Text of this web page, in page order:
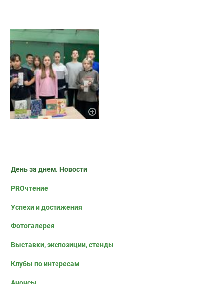
День за днем. Новости
PROчтение
Успехи и достижения
Фотогалерея
Выставки, экспозиции, стенды
Клубы по интересам